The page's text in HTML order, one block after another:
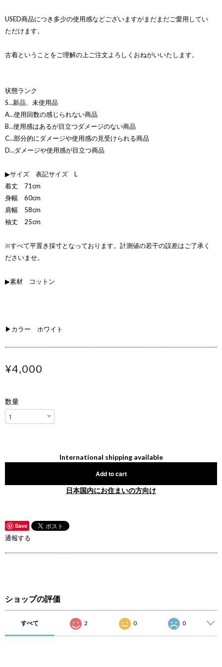
USED商品につき多少の使用感などございますがまだまだご愛用してい
ただけます。
古着ということをご理解の上ご注文よろしくおねがいいたします。
状態ランク
S…新品、未使用品
A…使用回数の感じられない商品
B…使用感はあるが目立つダメージのない商品
C…部分的にダメージや使用感の見受けられる商品
D…ダメージや使用感が目立つ商品
▶サイズ 表記サイズ L
着丈 71cm
身幅 60cm
肩幅 58cm
袖丈 25cm
※すべて平置き採寸となっております。計測値の若干の誤差はご了承く
ださいませ。
▶素材 コットン
▶カラー ホワイト
¥4,000
数量
International shipping available
Add to cart
日本国内にお住まいの方向け
Save
通報する
ショップの評価
すべて 2 0 0